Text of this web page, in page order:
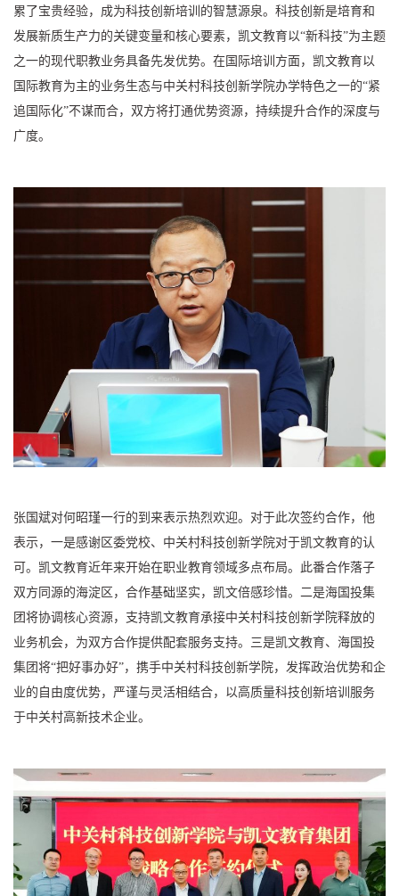
累了宝贵经验，成为科技创新培训的智慧源泉。科技创新是培育和
发展新质生产力的关键变量和核心要素，凯文教育以“新科技”为主题
之一的现代职教业务具备先发优势。在国际培训方面，凯文教育以
国际教育为主的业务生态与中关村科技创新学院办学特色之一的“紧
追国际化”不谋而合，双方将打通优势资源，持续提升合作的深度与
广度。
张国斌对何昭瑾一行的到来表示热烈欢迎。对于此次签约合作，他
表示，一是感谢区委党校、中关村科技创新学院对于凯文教育的认
可。凯文教育近年来开始在职业教育领域多点布局。此番合作落子
双方同源的海淀区，合作基础坚实，凯文倍感珍惜。二是海国投集
团将协调核心资源，支持凯文教育承接中关村科技创新学院释放的
业务机会，为双方合作提供配套服务支持。三是凯文教育、海国投
集团将“把好事办好”，携手中关村科技创新学院，发挥政治优势和企
业的自由度优势，严谨与灵活相结合，以高质量科技创新培训服务
于中关村高新技术企业。